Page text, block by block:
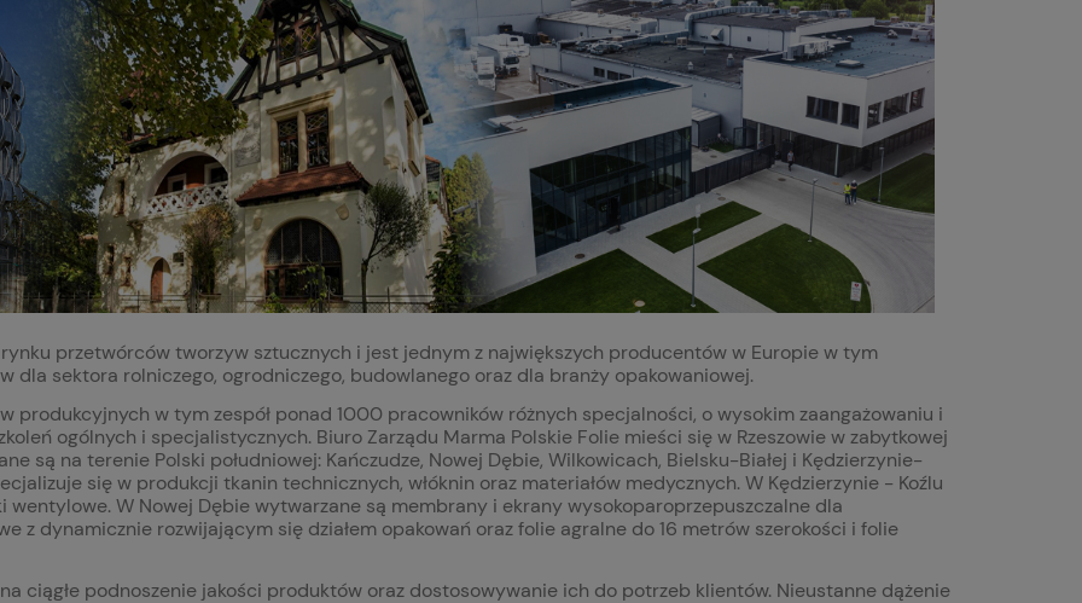
przetwórców tworzyw sztucznych i jest jednym z największych producentów w Europie w tym
dla sektora rolniczego, ogrodniczego, budowlanego oraz dla branży opakowaniowej.
produkcyjnych w tym zespół ponad 1000 pracowników różnych specjalności, o wysokim zaangażowaniu i
ogólnych i specjalistycznych. Biuro Zarządu Marma Polskie Folie mieści się w Rzeszowie w zabytkowej
są na terenie Polski południowej: Kańczudze, Nowej Dębie, Wilkowicach, Bielsku-Białej i Kędzierzynie-
się w produkcji tkanin technicznych, włóknin oraz materiałów medycznych. W Kędzierzynie - Koźlu
W Nowej Dębie wytwarzane są membrany i ekrany wysokoparoprzepuszczalne dla
z dynamicznie rozwijającym się działem opakowań oraz folie agralne do 16 metrów szerokości i folie
ciągłe podnoszenie jakości produktów oraz dostosowywanie ich do potrzeb klientów. Nieustanne dążenie